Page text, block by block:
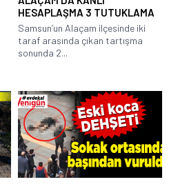
HESAPLAŞMA 3 TUTUKLAMA
Samsun’un Alaçam ilçesinde iki
taraf arasında çıkan tartışma
sonunda 2...